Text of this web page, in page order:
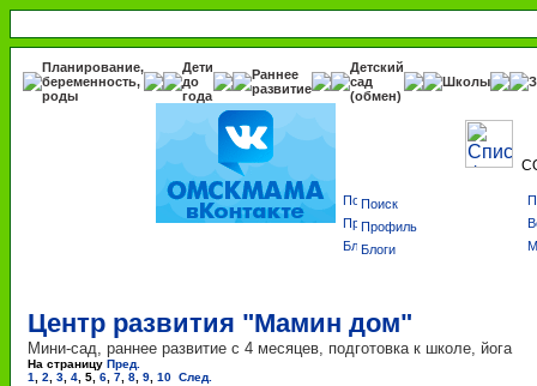
Планирование,
беременность,
роды
Дети
до
года
Раннее
развитие
Детский
сад
(обмен)
Школы
Поиск
Профиль
Блоги
Центр развития "Мамин дом"
Мини-сад, раннее развитие с 4 месяцев, подготовка к школе, йога
На страницу Пред.
1
2 3 4 5 6 7 8 9 10 След.